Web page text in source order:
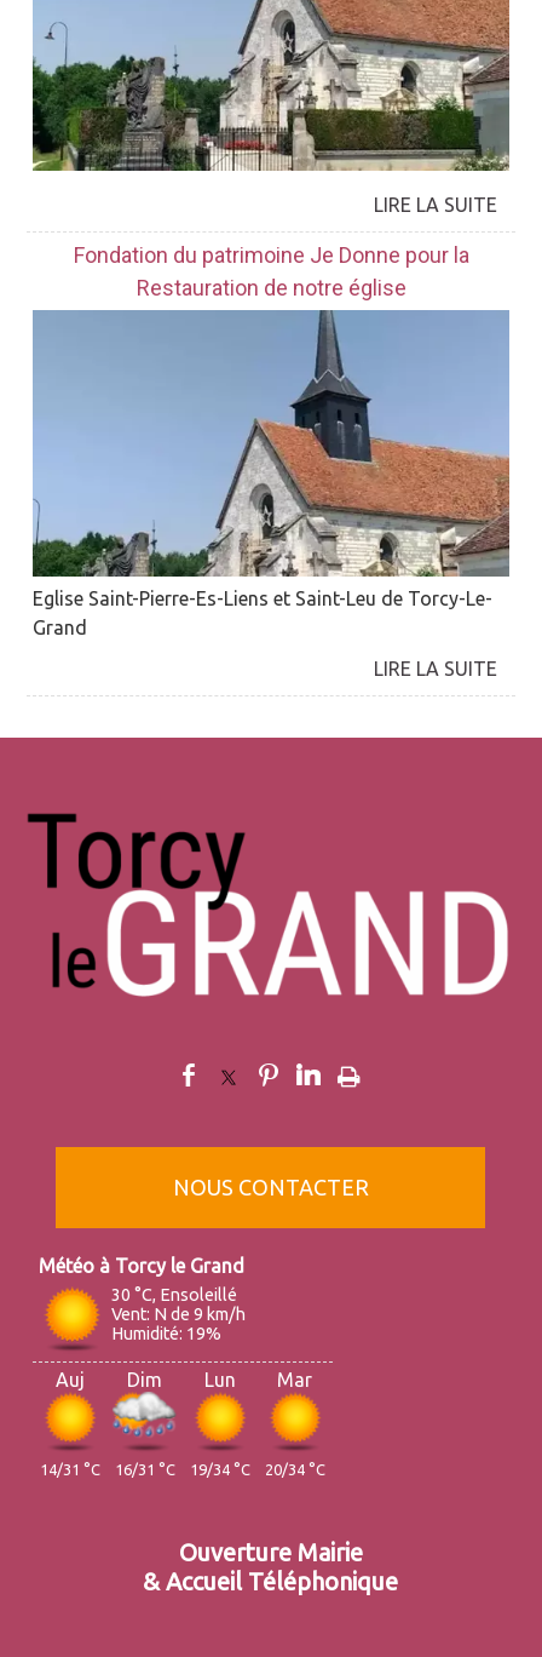
Fondation du patrimoine Je Donne pour la
Restauration de notre église
Eglise Saint-Pierre-Es-Liens et Saint-Leu de Torcy-Le-
Grand
NOUS CONTACTER
Torcy le Grand
30 °C, Ensoleillé
Vent: N de 9 km/h
Humidité: 19%
Auj
14/31 °C
Dim
16/31 °C
Lun
19/34 °C
Mar
20/34 °C
Ouverture Mairie
& Accueil Téléphonique